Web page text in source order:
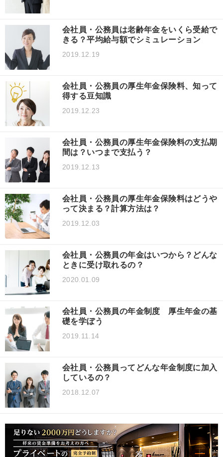
会社員・公務員は老齢年金をいくら受給で
きる？平均給与額でシミュレーション
2019.12.19
会社員・公務員の厚生年金保険料、知って
得する豆知識
2019.12.23
会社員・公務員の厚生年金保険料の支払期
間は？いつまで支払う？
2019.12.13
会社員・公務員の厚生年金保険料はどうや
って決まる？計算方法は？
2019.12.03
会社員・公務員の年金はいつから？どんな
ときに受け取れるの？
2020.01.09
会社員・公務員の年金制度 厚生年金の基
礎を学ぼう
2019.11.14
会社員・公務員ってどんな年金制度に加入
しているの？
2018.12.07